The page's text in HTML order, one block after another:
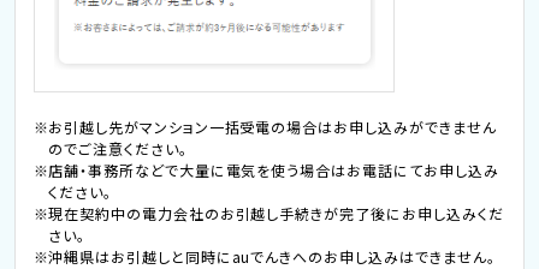
お引越し先がマンション一括受電の場合はお申し込みができません
のでご注意ください。
店舗・事務所などで大量に電気を使う場合はお電話にてお申し込み
ください。
現在契約中の電力会社のお引越し手続きが完了後にお申し込みくだ
さい。
沖縄県はお引越しと同時にauでんきへのお申し込みはできません。